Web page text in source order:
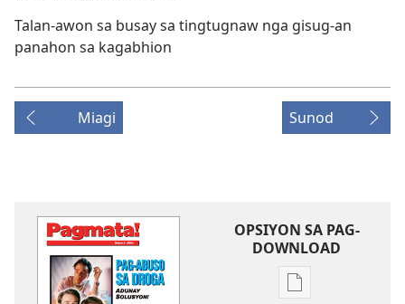
Talan-awon sa busay sa tingtugnaw nga gisug-an
panahon sa kagabhion
Miagi Sunod
OPSIYON SA PAG-
DOWNLOAD
Opsiyon